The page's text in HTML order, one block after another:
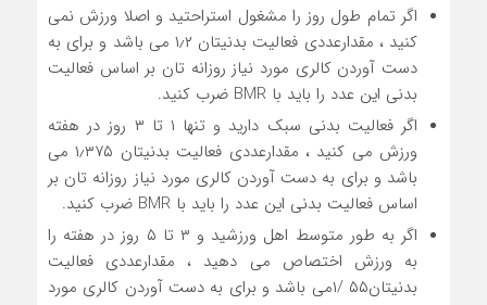
اگر تمام طول روز را مشغول استراحتید و اصلا ورزش نمی
کنید ، مقدارعددی فعالیت بدنیتان ۱٫۲ می باشد و برای به
دست آوردن کالری مورد نیاز روزانه تان بر اساس فعالیت
بدنی این عدد را باید با BMR ضرب کنید.
اگر فعالیت بدنی سبک دارید و تنها ۱ تا ۳ روز در هفته
ورزش می کنید ، مقدارعددی فعالیت بدنیتان ۱٫۳۷۵ می
باشد و برای به دست آوردن کالری مورد نیاز روزانه تان بر
اساس فعالیت بدنی این عدد را باید با BMR ضرب کنید.
اگر به طور متوسط اهل ورزشید و ۳ تا ۵ روز در هفته را
به ورزش اختصاص می دهید ، مقدارعددی فعالیت
بدنیتان۵۵ /۱می باشد و برای به دست آوردن کالری مورد